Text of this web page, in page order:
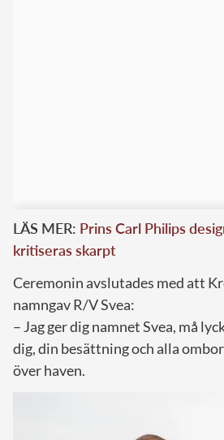
LÄS MER: Prins Carl Philips
kritiseras skarpt
Ceremonin avslutades med att
namngav R/V Svea:
– Jag ger dig namnet Svea, må
dig, din besättning och alla
över haven.